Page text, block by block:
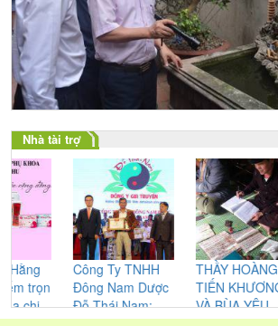
Nhà tài trợ
Ty TNHH
Nam Dược
Thái Nam:
THẦY HOÀNG
TIẾN KHƯƠNG
VÀ BÙA YÊU
Ponry
–
mỹ